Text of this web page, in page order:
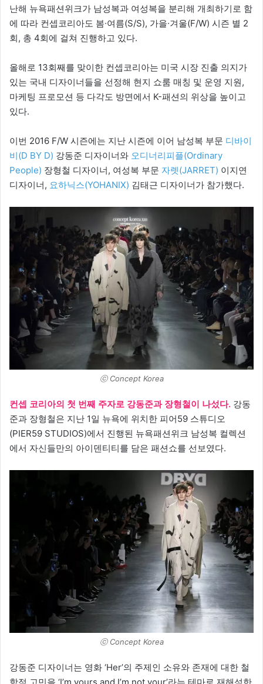
난해 뉴욕패션위크가 남성복과 여성복을 분리해 개최하기로 함
에 따라 컨셉코리아도 봄∙여름(S/S), 가을∙겨울(F/W) 시즌 별 2
회, 총 4회에 걸쳐 진행하고 있다.
올해로 13회째를 맞이한 컨셉코리아는 미국 시장 진출 의지가
있는 국내 디자이너들을 선정해 현지 쇼룸 매칭 및 운영 지원,
마케팅 프로모션 등 다각도 방면에서 K-패션의 위상을 높이고
있다.
이번 2016 F/W 시즌에는 지난 시즌에 이어 남성복 부문 디바이
비(D BY D) 강동준 디자이너와 오디너리피플(Ordinary
People) 장형철 디자이너, 여성복 부문 자렛(JARRET) 이지연
디자이너, 요하닉스(YOHANIX) 김태근 디자이너가 참가했다.
ⓒ Concept Korea
컨셉 코리아의 첫 번째 주자로 강동준과 장형철이 나섰다. 강동
준과 장형철은 지난 1일 뉴욕에 위치한 피어59 스튜디오
(PIER59 STUDIOS)에서 진행된 뉴욕패션위크 남성복 컬렉션
에서 자신들만의 아이덴티티를 담은 패션쇼를 선보였다.
ⓒ Concept Korea
강동준 디자이너는 영화 ‘Her’의 주제인 소유와 존재에 대한 철